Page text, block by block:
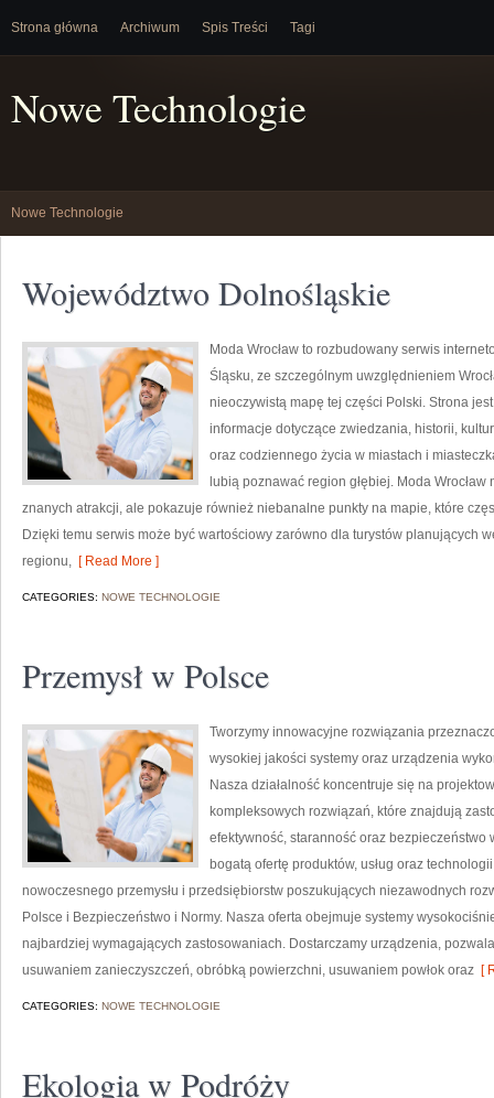
Strona główna Archiwum Spis Treści Tagi
Nowe Technologie
Nowe Technologie
Województwo Dolnośląskie
Moda Wrocław to rozbudowany serwis
Śląsku, ze szczególnym uwzględnieniem
nieoczywistą mapę tej części Polski. Strona
informacje dotyczące zwiedzania, historii,
oraz codziennego życia w miastach i
lubią poznawać region głębiej. Moda
znanych atrakcji, ale pokazuje również niebanalne punkty na mapie, które
Dzięki temu serwis może być wartościowy zarówno dla turystów planujących
regionu, [ Read More ]
CATEGORIES: NOWE TECHNOLOGIE
Przemysł w Polsce
Tworzymy innowacyjne rozwiązania
wysokiej jakości systemy oraz urządzenia
Nasza działalność koncentruje się na
kompleksowych rozwiązań, które znajdują
efektywność, staranność oraz
bogatą ofertę produktów, usług oraz
nowoczesnego przemysłu i przedsiębiorstw poszukujących niezawodnych
Polsce i Bezpieczeństwo i Normy. Nasza oferta obejmuje systemy
najbardziej wymagających zastosowaniach. Dostarczamy urządzenia,
usuwaniem zanieczyszczeń, obróbką powierzchni, usuwaniem powłok oraz [
CATEGORIES: NOWE TECHNOLOGIE
Ekologia w Podróży